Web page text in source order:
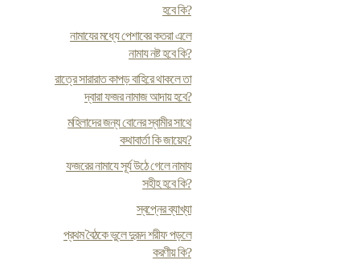
হবে কি?
নামাযের মধ্যে পেশাবের কতরা এলে
নামায নষ্ট হবে কি?
রাত্রে সারারাত কাপড় বাহিরে থাকলে তা
দ্বারা ফজর নামাজ আদায় হবে?
মহিলাদের জন্য বোনের স্বামীর সাথে
কথাবার্তা কি জায়েয?
ফজরের নামাযে সূর্য উঠে গেলে নামায
সহীহ হবে কি?
স্বপ্নের ব্যাখ্যা
প্রথম বৈঠকে ভুলে দুরূদ শরীফ পড়লে
করণীয় কি?